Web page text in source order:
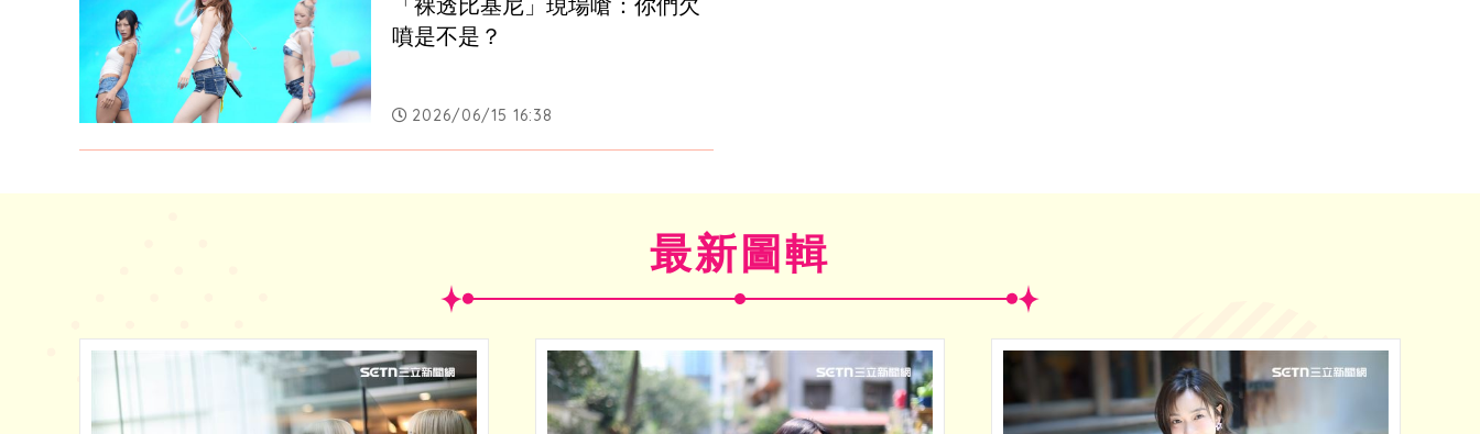
「裸透比基尼」現場嗆：你們欠
噴是不是？
2026/06/15 16:38
最新圖輯